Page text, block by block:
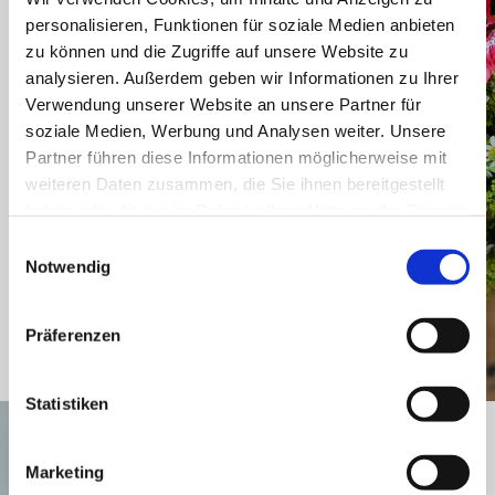
personalisieren, Funktionen für soziale Medien anbieten
zu können und die Zugriffe auf unsere Website zu
analysieren. Außerdem geben wir Informationen zu Ihrer
Verwendung unserer Website an unsere Partner für
soziale Medien, Werbung und Analysen weiter. Unsere
Partner führen diese Informationen möglicherweise mit
weiteren Daten zusammen, die Sie ihnen bereitgestellt
Notwendig
Präferenzen
Statistiken
Marketing
15.00 – 17.00 Uhr findet in
unserer Kreuz-
Kirchengemeinde ein
Treffen der Senioren statt.
Jeder Nachmittag steht
unter einem bestimmten
Thema.
Aktuelle Termine und
Seniorentanz